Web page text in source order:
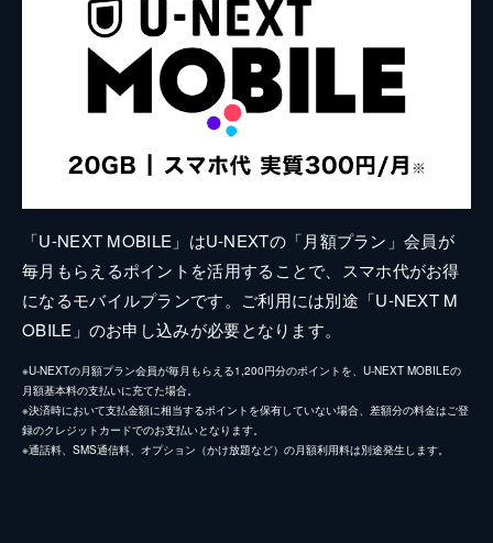
「U-NEXT MOBILE」はU-NEXTの「月額プラン」会員が
毎月もらえるポイントを活用することで、スマホ代がお得
になるモバイルプランです。ご利用には別途「U-NEXT M
OBILE」のお申し込みが必要となります。
※U-NEXTの月額プラン会員が毎月もらえる1,200円分のポイントを、U-NEXT MOBILEの
月額基本料の支払いに充てた場合。
※決済時において支払金額に相当するポイントを保有していない場合、差額分の料金はご登
録のクレジットカードでのお支払いとなります。
※通話料、SMS通信料、オプション（かけ放題など）の月額利用料は別途発生します。